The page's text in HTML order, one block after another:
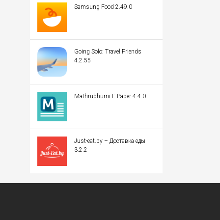
Samsung Food 2.49.0
Going Solo: Travel Friends
4.2.55
Mathrubhumi E-Paper 4.4.0
Just-eat.by – Доставка еды
3.2.2